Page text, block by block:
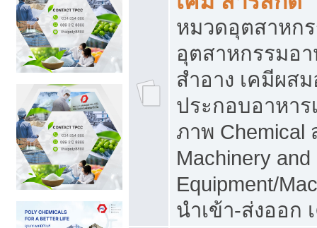
หมวดอุตสาหก
อุตสาหกรรมอา
สำอาง เคมีผส
ประกอบอาหาร
ภาพ Chemical
Machinery
Equipment/
นำเข้า-ส่งออก